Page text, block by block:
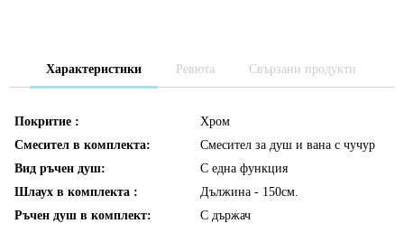
Характеристики Ревюта Свързани продукти
Покритие :
Хром
Смесител в комплекта:
Смесител за душ и вана с чучур
Вид ръчен душ:
С една функция
Шлаух в комплекта :
Дължина - 150см.
Ръчен душ в комплект:
С държач